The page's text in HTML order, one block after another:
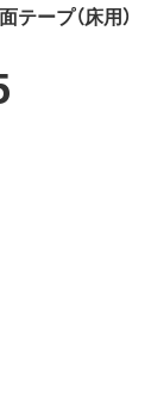
ープ（床用）